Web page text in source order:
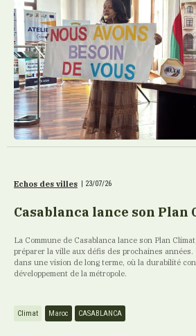
Echos des villes | 23/07/26
Casablanca lance son Plan
La Commune de Casablanca lance son Plan
préparer la ville aux défis des prochaines
dans une vision de long terme, où la durabilité
développement de la métropole.
Climat Maroc CASABLANCA